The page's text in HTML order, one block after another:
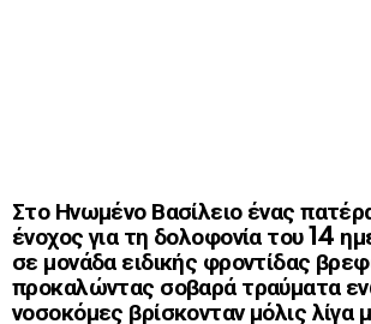
Στο Ηνωμένο Βασίλειο ένας
ένοχος για τη δολοφονία του 14
σε μονάδα ειδικής φροντίδας
προκαλώντας σοβαρά τραύματα
νοσοκόμες βρίσκονταν μόλις λίγα